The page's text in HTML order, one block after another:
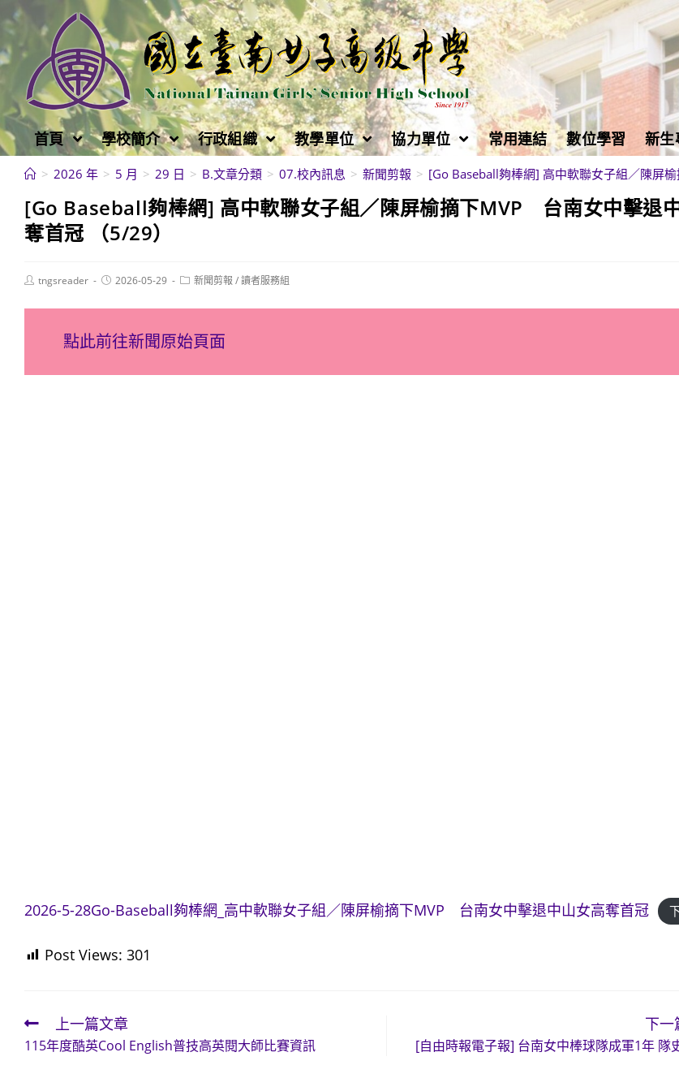
跳
轉
至
主
要
內
容
首頁 學校簡介 行政組織 教學單位 協力單位 常用連結 數位學習 新生
> 2026 年 > 5 月 > 29 日 > B.文章分類 > 07.校內訊息 > 新聞剪報 > [Go Baseball夠棒網] 高中軟聯女子組／陳屏
[Go Baseball夠棒網] 高中軟聯女子組／陳屏榆摘下MVP 台南女中擊退
奪首冠 （5/29）
Posttngsreader
Post2026-05-29
Post新聞剪報 /讀者服務組
點此前往新聞原始頁面
2026-5-28Go-Baseball夠棒網_高中軟聯女子組／陳屏榆摘下MVP 台南女中擊退中山女高奪首冠
Post Views: 301
Read
more
上一篇文章
115年度酷英Cool English普技高英閱大師比賽資訊
下一
[自由時報電子報] 台南女中棒球隊成軍1年 隊